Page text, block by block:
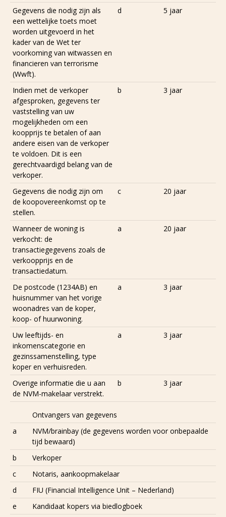
Gegevens die nodig zijn als
een wettelijke toets moet
worden uitgevoerd in het
kader van de Wet ter
voorkoming van witwassen en
financieren van terrorisme
(Wwft).
d 5 jaar
Indien met de verkoper
afgesproken, gegevens ter
vaststelling van uw
mogelijkheden om een
koopprijs te betalen of aan
andere eisen van de verkoper
te voldoen. Dit is een
gerechtvaardigd belang van de
verkoper.
b 3 jaar
Gegevens die nodig zijn om
de koopovereenkomst op te
stellen.
c 20 jaar
Wanneer de woning is
verkocht: de
transactiegegevens zoals de
verkoopprijs en de
transactiedatum.
a 20 jaar
De postcode (1234AB) en
huisnummer van het vorige
woonadres van de koper,
koop- of huurwoning.
a 3 jaar
Uw leeftijds- en
inkomenscategorie en
gezinssamenstelling, type
koper en verhuisreden.
a 3 jaar
Overige informatie die u aan
de NVM-makelaar verstrekt.
b 3 jaar
Ontvangers van gegevens
a
NVM/brainbay (de gegevens worden voor onbepaalde
tijd bewaard)
b
Verkoper
c
Notaris, aankoopmakelaar
d
FIU (Financial Intelligence Unit – Nederland)
e
Kandidaat kopers via biedlogboek